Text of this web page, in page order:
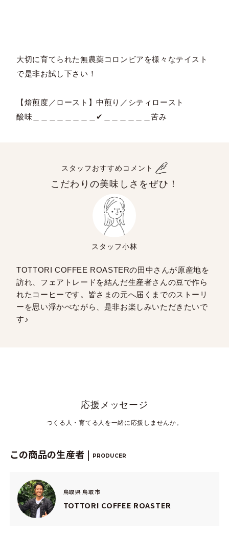
大切に育てられた無農薬コロンビアを様々なテイスト
で是非お試し下さい！
【焙煎度／ロースト】中煎り／シティロースト
酸味＿＿＿＿＿＿＿＿✔＿＿＿＿＿＿苦み
スタッフおすすめコメント
こだわりの美味しさをぜひ！
スタッフ小林
TOTTORI COFFEE ROASTERの田中さんが原産地を
訪れ、フェアトレードを結んだ生産者さんの豆で作ら
れたコーヒーです。皆さまの元へ届くまでのストーリ
ーを思い浮かべながら、是非お楽しみいただきたいで
す♪
応援メッセージ
つくる人・育てる人を一緒に応援しませんか。
この商品の生産者 | PRODUCER
鳥取県 鳥取市
TOTTORI COFFEE ROASTER